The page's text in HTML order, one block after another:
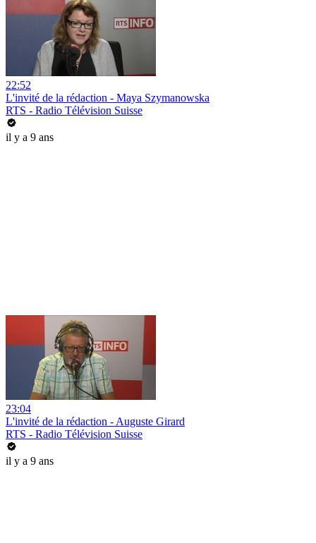
22:52
L'invité de la rédaction - Maya Szymanowska
RTS - Radio Télévision Suisse
il y a 9 ans
23:04
L'invité de la rédaction - Auguste Girard
RTS - Radio Télévision Suisse
il y a 9 ans